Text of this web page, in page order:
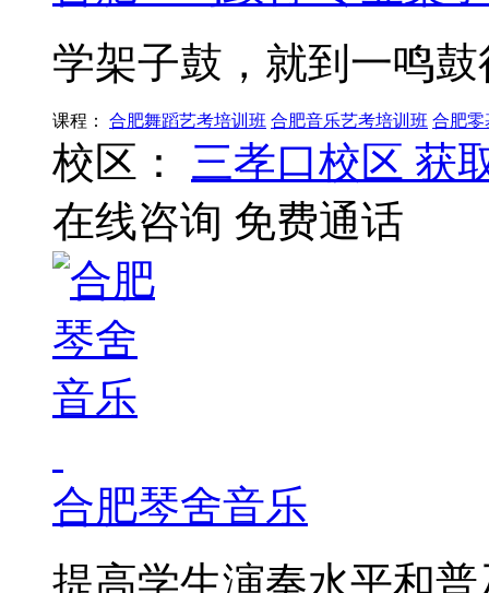
学架子鼓，就到一鸣鼓
课程： 合肥舞蹈艺考培训班 合肥音乐艺考培训班 合肥零
校区： 三孝口校区 获
在线咨询 免费通话
合肥琴舍音乐
提高学生演奏水平和